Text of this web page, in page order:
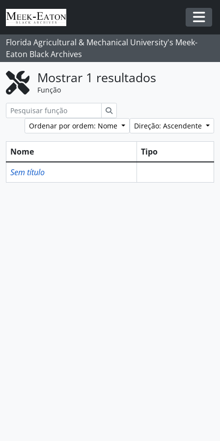
Skip to main content
Florida Agricultural & Mechanical University's Meek-
Eaton Black Archives
Mostrar 1 resultados
Função
Ordenar por ordem: Nome
Direção: Ascendente
Nome
Tipo
Sem título